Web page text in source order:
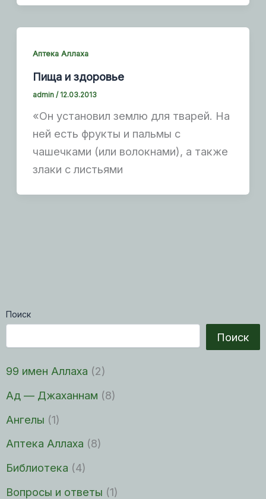
Поиск
Поиск
99 имен Аллаха (2)
Ад — Джаханнам (8)
Ангелы (1)
Аптека Аллаха (8)
Библиотека (4)
Вопросы и ответы (1)
Аптека Аллаха
Пища и здоровье
admin/ 12.03.2013
«Он установил землю для тварей. На
ней есть фрукты и пальмы с
чашечками (или волокнами), а также
злаки с листьями